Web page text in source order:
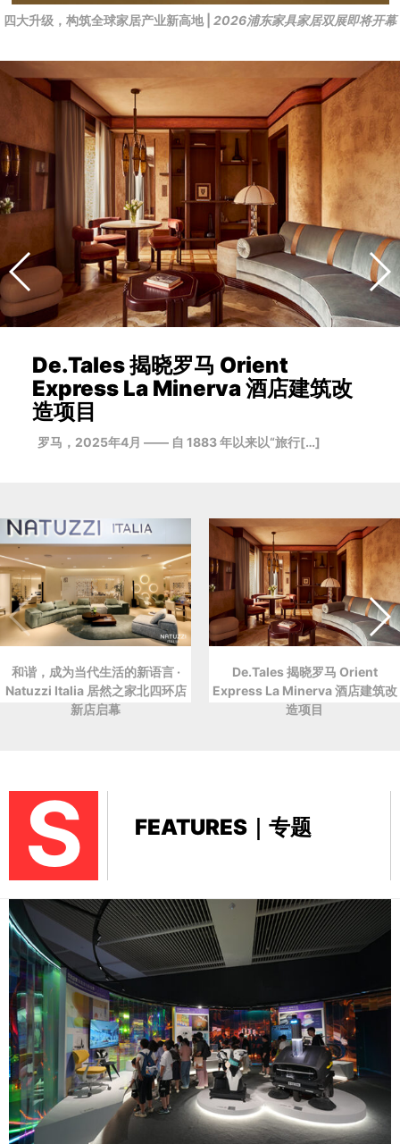
四大升级，构筑全球家居产业新高地 | 2026浦东家具家居双展即将开幕
De.Tales 揭晓罗马 Orient
Express La Minerva 酒店建筑改
造项目
罗马，2025年4月 —— 自 1883 年以来以“旅行[…]
和谐，成为当代生活的新语言 ·
Natuzzi Italia 居然之家北四环店
新店启幕
De.Tales 揭晓罗马 Orient
Express La Minerva 酒店建筑改
造项目
S FEATURES｜专题